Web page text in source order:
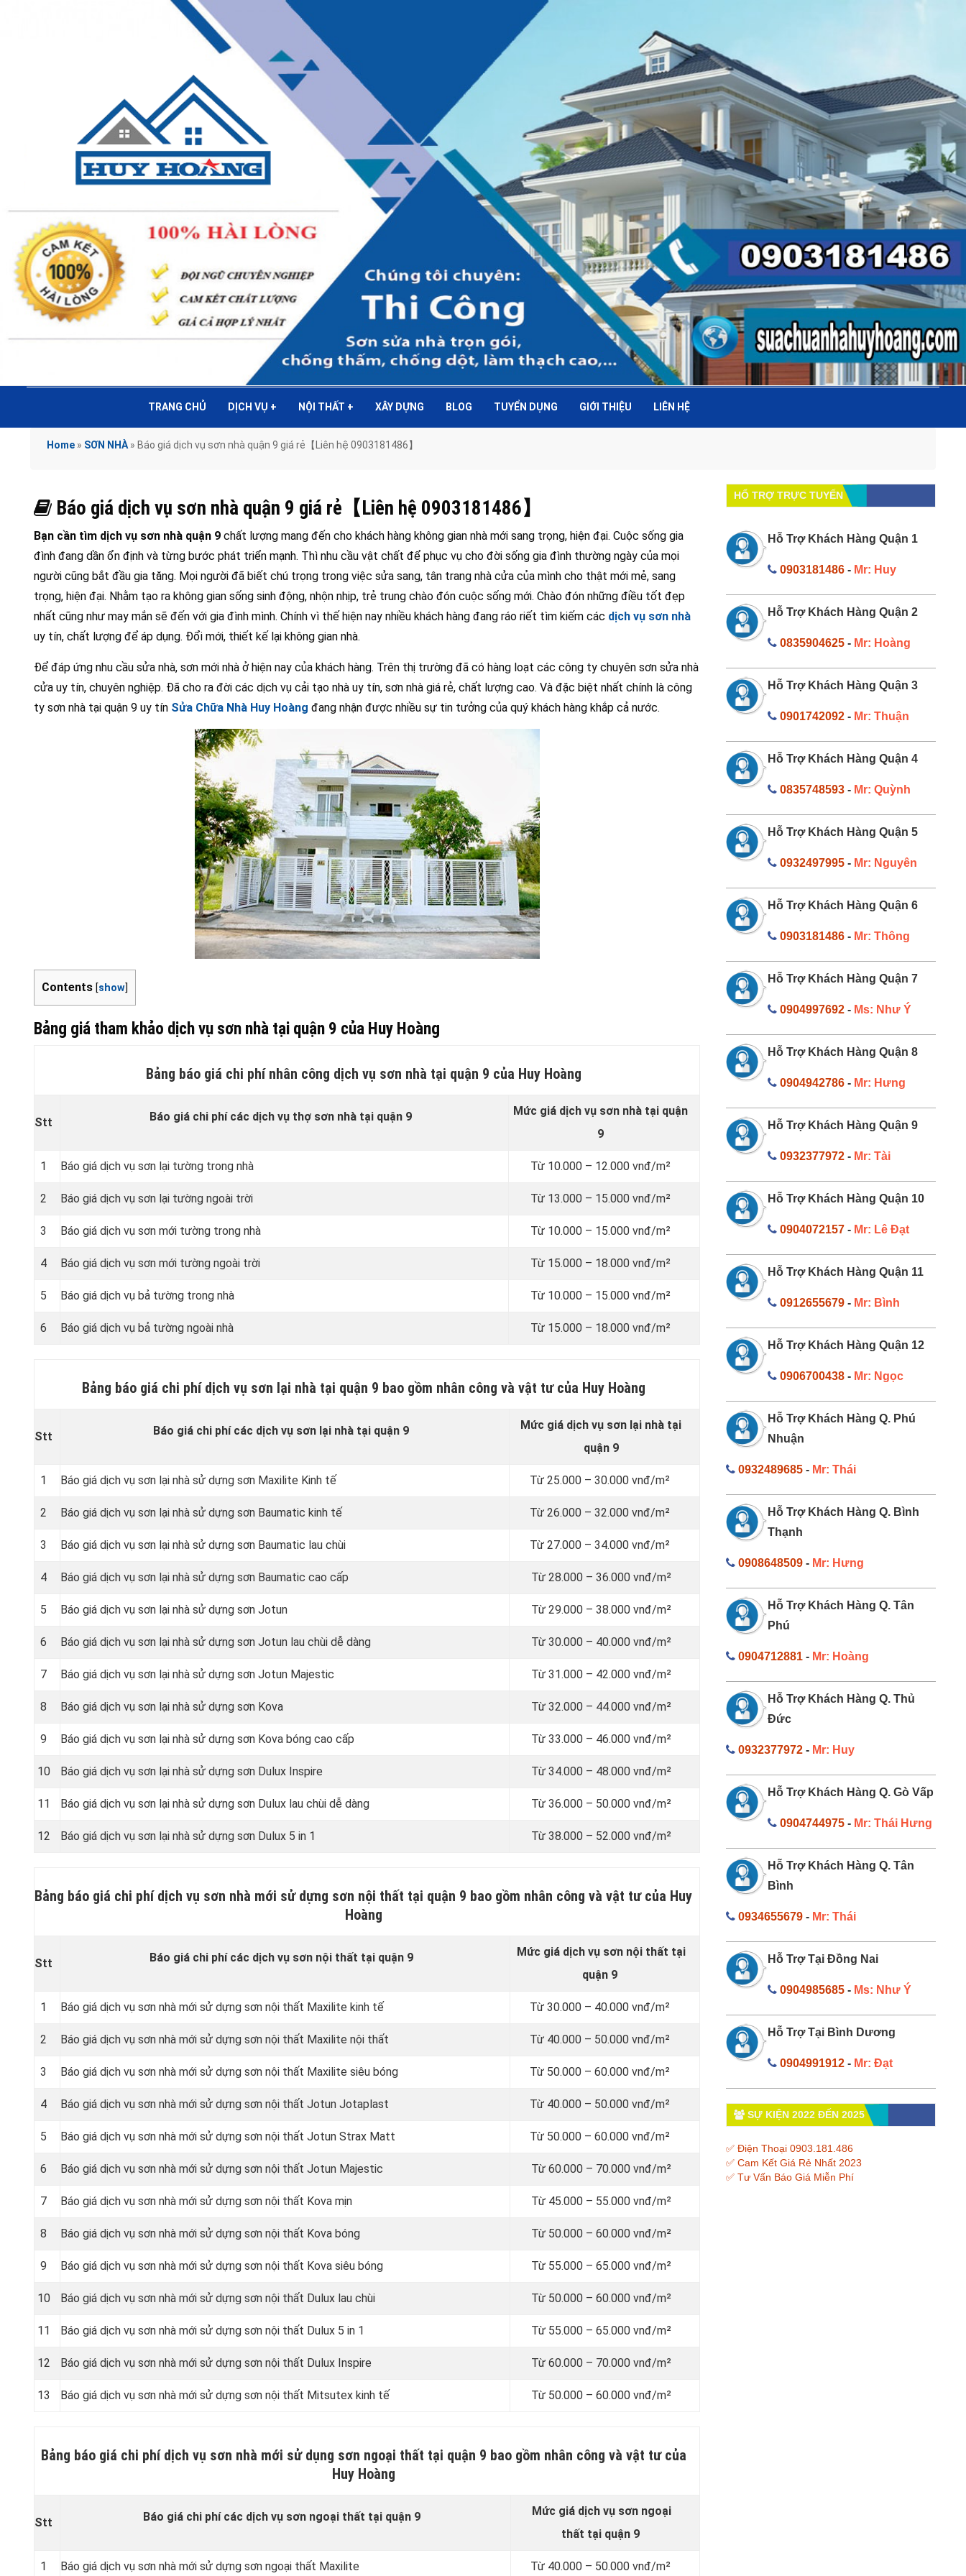
TRANG CHỦ DỊCH VỤ + NỘI THẤT + XÂY DỰNG BLOG TUYỂN DỤNG GIỚI THIỆU LIÊN HỆ
Home » SƠN NHÀ » Báo giá dịch vụ sơn nhà quận 9 giá rẻ【Liên hệ 0903181486】
Báo giá dịch vụ sơn nhà quận 9 giá rẻ【Liên hệ 0903181486】
Bạn cần tìm dịch vụ sơn nhà quận 9 chất lượng mang đến cho khách hàng không gian nhà mới sang trọng, hiện đại. Cuộc sống gia
đình đang dần ổn định và từng bước phát triển mạnh. Thì nhu cầu vật chất để phục vụ cho đời sống gia đình thường ngày của mọi
người cũng bắt đầu gia tăng. Mọi người đã biết chú trọng trong việc sửa sang, tân trang nhà cửa của mình cho thật mới mẻ, sang
trọng, hiện đại. Nhằm tạo ra không gian sống sinh động, nhộn nhịp, trẻ trung chào đón cuộc sống mới. Chào đón những điều tốt đẹp
nhất cũng như may mắn sẽ đến với gia đình mình. Chính vì thế hiện nay nhiều khách hàng đang ráo riết tìm kiếm các dịch vụ sơn nhà
uy tín, chất lượng để áp dụng. Đổi mới, thiết kế lại không gian nhà.
Để đáp ứng nhu cầu sửa nhà, sơn mới nhà ở hiện nay của khách hàng. Trên thị trường đã có hàng loạt các công ty chuyên sơn sửa nhà
cửa uy tín, chuyên nghiệp. Đã cho ra đời các dịch vụ cải tạo nhà uy tín, sơn nhà giá rẻ, chất lượng cao. Và đặc biệt nhất chính là công
ty sơn nhà tại quận 9 uy tín Sửa Chữa Nhà Huy Hoàng đang nhận được nhiều sự tin tưởng của quý khách hàng khắp cả nước.
Contents [show]
Bảng giá tham khảo dịch vụ sơn nhà tại quận 9 của Huy Hoàng
Bảng báo giá chi phí nhân công dịch vụ sơn nhà tại quận 9 của Huy Hoàng
Stt Báo giá chi phí các dịch vụ thợ sơn nhà tại quận 9
Mức giá dịch vụ sơn nhà tại quận
9
1 Báo giá dịch vụ sơn lại tường trong nhà Từ 10.000 – 12.000 vnđ/m²
2 Báo giá dịch vụ sơn lại tường ngoài trời Từ 13.000 – 15.000 vnđ/m²
3 Báo giá dịch vụ sơn mới tường trong nhà Từ 10.000 – 15.000 vnđ/m²
4 Báo giá dịch vụ sơn mới tường ngoài trời Từ 15.000 – 18.000 vnđ/m²
5 Báo giá dịch vụ bả tường trong nhà Từ 10.000 – 15.000 vnđ/m²
6 Báo giá dịch vụ bả tường ngoài nhà Từ 15.000 – 18.000 vnđ/m²
Bảng báo giá chi phí dịch vụ sơn lại nhà tại quận 9 bao gồm nhân công và vật tư của Huy Hoàng
Stt Báo giá chi phí các dịch vụ sơn lại nhà tại quận 9
Mức giá dịch vụ sơn lại nhà tại
quận 9
1 Báo giá dịch vụ sơn lại nhà sử dựng sơn Maxilite Kinh tế Từ 25.000 – 30.000 vnđ/m²
2 Báo giá dịch vụ sơn lại nhà sử dựng sơn Baumatic kinh tế Từ 26.000 – 32.000 vnđ/m²
3 Báo giá dịch vụ sơn lại nhà sử dựng sơn Baumatic lau chùi Từ 27.000 – 34.000 vnđ/m²
4 Báo giá dịch vụ sơn lại nhà sử dựng sơn Baumatic cao cấp Từ 28.000 – 36.000 vnđ/m²
5 Báo giá dịch vụ sơn lại nhà sử dựng sơn Jotun Từ 29.000 – 38.000 vnđ/m²
6 Báo giá dịch vụ sơn lại nhà sử dựng sơn Jotun lau chùi dễ dàng Từ 30.000 – 40.000 vnđ/m²
7 Báo giá dịch vụ sơn lại nhà sử dựng sơn Jotun Majestic Từ 31.000 – 42.000 vnđ/m²
8 Báo giá dịch vụ sơn lại nhà sử dựng sơn Kova Từ 32.000 – 44.000 vnđ/m²
9 Báo giá dịch vụ sơn lại nhà sử dựng sơn Kova bóng cao cấp Từ 33.000 – 46.000 vnđ/m²
10 Báo giá dịch vụ sơn lại nhà sử dựng sơn Dulux Inspire Từ 34.000 – 48.000 vnđ/m²
11 Báo giá dịch vụ sơn lại nhà sử dựng sơn Dulux lau chùi dễ dàng Từ 36.000 – 50.000 vnđ/m²
12 Báo giá dịch vụ sơn lại nhà sử dựng sơn Dulux 5 in 1 Từ 38.000 – 52.000 vnđ/m²
Bảng báo giá chi phí dịch vụ sơn nhà mới sử dựng sơn nội thất tại quận 9 bao gồm nhân công và vật tư của Huy
Hoàng
Stt Báo giá chi phí các dịch vụ sơn nội thất tại quận 9 Mức giá dịch vụ sơn nội thất tại
quận 9
1 Báo giá dịch vụ sơn nhà mới sử dựng sơn nội thất Maxilite kinh tế Từ 30.000 – 40.000 vnđ/m²
2 Báo giá dịch vụ sơn nhà mới sử dựng sơn nội thất Maxilite nội thất Từ 40.000 – 50.000 vnđ/m²
3 Báo giá dịch vụ sơn nhà mới sử dựng sơn nội thất Maxilite siêu bóng Từ 50.000 – 60.000 vnđ/m²
4 Báo giá dịch vụ sơn nhà mới sử dựng sơn nội thất Jotun Jotaplast Từ 40.000 – 50.000 vnđ/m²
5 Báo giá dịch vụ sơn nhà mới sử dựng sơn nội thất Jotun Strax Matt Từ 50.000 – 60.000 vnđ/m²
6 Báo giá dịch vụ sơn nhà mới sử dựng sơn nội thất Jotun Majestic Từ 60.000 – 70.000 vnđ/m²
7 Báo giá dịch vụ sơn nhà mới sử dựng sơn nội thất Kova mịn Từ 45.000 – 55.000 vnđ/m²
8 Báo giá dịch vụ sơn nhà mới sử dựng sơn nội thất Kova bóng Từ 50.000 – 60.000 vnđ/m²
9 Báo giá dịch vụ sơn nhà mới sử dựng sơn nội thất Kova siêu bóng Từ 55.000 – 65.000 vnđ/m²
10 Báo giá dịch vụ sơn nhà mới sử dựng sơn nội thất Dulux lau chùi Từ 50.000 – 60.000 vnđ/m²
11 Báo giá dịch vụ sơn nhà mới sử dựng sơn nội thất Dulux 5 in 1 Từ 55.000 – 65.000 vnđ/m²
12 Báo giá dịch vụ sơn nhà mới sử dựng sơn nội thất Dulux Inspire Từ 60.000 – 70.000 vnđ/m²
13 Báo giá dịch vụ sơn nhà mới sử dựng sơn nội thất Mitsutex kinh tế Từ 50.000 – 60.000 vnđ/m²
Bảng báo giá chi phí dịch vụ sơn nhà mới sử dụng sơn ngoại thất tại quận 9 bao gồm nhân công và vật tư của
Huy Hoàng
Stt Báo giá chi phí các dịch vụ sơn ngoại thất tại quận 9 Mức giá dịch vụ sơn ngoại
thất tại quận 9
1 Báo giá dịch vụ sơn nhà mới sử dựng sơn ngoại thất Maxilite Từ 40.000 – 50.000 vnđ/m²
HỔ TRỢ TRỰC TUYẾN
Hỗ Trợ Khách Hàng Quận 1
0903181486 - Mr: Huy
Hỗ Trợ Khách Hàng Quận 2
0835904625 - Mr: Hoàng
Hỗ Trợ Khách Hàng Quận 3
0901742092 - Mr: Thuận
Hỗ Trợ Khách Hàng Quận 4
0835748593 - Mr: Quỳnh
Hỗ Trợ Khách Hàng Quận 5
0932497995 - Mr: Nguyên
Hỗ Trợ Khách Hàng Quận 6
0903181486 - Mr: Thông
Hỗ Trợ Khách Hàng Quận 7
0904997692 - Ms: Như Ý
Hỗ Trợ Khách Hàng Quận 8
0904942786 - Mr: Hưng
Hỗ Trợ Khách Hàng Quận 9
0932377972 - Mr: Tài
Hỗ Trợ Khách Hàng Quận 10
0904072157 - Mr: Lê Đạt
Hỗ Trợ Khách Hàng Quận 11
0912655679 - Mr: Bình
Hỗ Trợ Khách Hàng Quận 12
0906700438 - Mr: Ngọc
Hỗ Trợ Khách Hàng Q. Phú
Nhuận
0932489685- Mr: Thái
Hỗ Trợ Khách Hàng Q. Bình
Thạnh
0908648509- Mr: Hưng
Hỗ Trợ Khách Hàng Q. Tân
Phú
0904712881- Mr: Hoàng
Hỗ Trợ Khách Hàng Q. Thủ
Đức
0932377972- Mr: Huy
Hỗ Trợ Khách Hàng Q. Gò Vấp
0904744975 - Mr: Thái Hưng
Hỗ Trợ Khách Hàng Q. Tân
Bình
0934655679- Mr: Thái
Hỗ Trợ Tại Đồng Nai
0904985685 - Ms: Như Ý
Hỗ Trợ Tại Bình Dương
0904991912 - Mr: Đạt
SỰ KIỆN 2022 ĐẾN 2025
✅ Điện Thoại 0903.181.486
✅ Cam Kết Giá Rẻ Nhất 2023
✅ Tư Vấn Báo Giá Miễn Phí